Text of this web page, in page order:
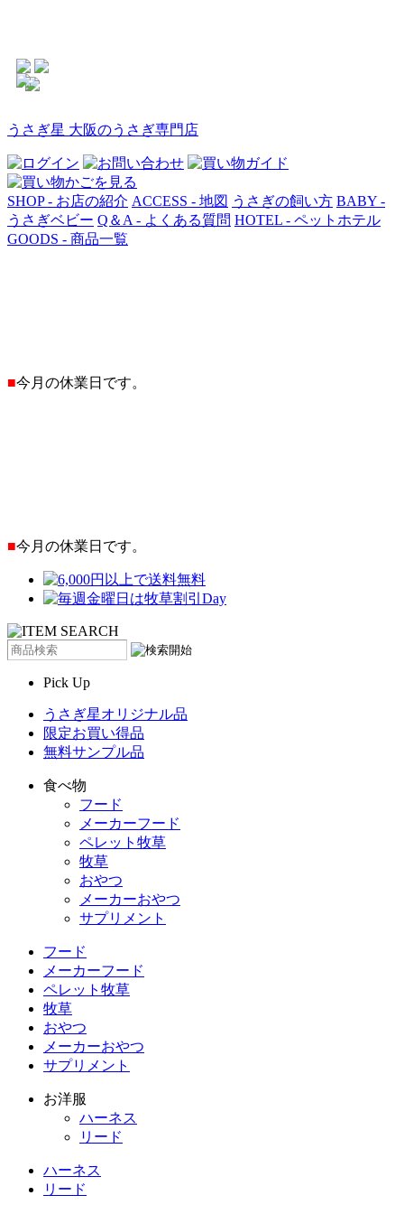
うさぎ星 大阪のうさぎ専門店
SHOP - お店の紹介 ACCESS - 地図 うさぎの飼い方 BABY -
うさぎベビー Q＆A - よくある質問 HOTEL - ペットホテル
GOODS - 商品一覧
■今月の休業日です。
■今月の休業日です。
Pick Up
うさぎ星オリジナル品
限定お買い得品
無料サンプル品
食べ物
フード
メーカーフード
ペレット牧草
牧草
おやつ
メーカーおやつ
サプリメント
フード
メーカーフード
ペレット牧草
牧草
おやつ
メーカーおやつ
サプリメント
お洋服
ハーネス
リード
ハーネス
リード